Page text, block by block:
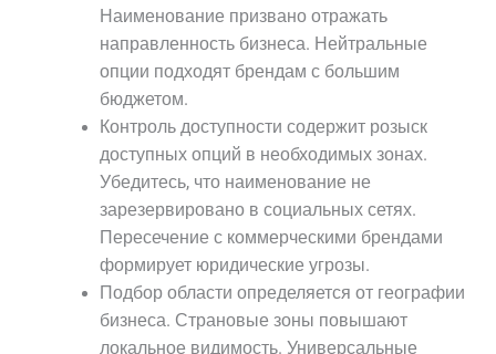
Наименование призвано отражать
направленность бизнеса. Нейтральные
опции подходят брендам с большим
бюджетом.
Контроль доступности содержит розыск
доступных опций в необходимых зонах.
Убедитесь, что наименование не
зарезервировано в социальных сетях.
Пересечение с коммерческими брендами
формирует юридические угрозы.
Подбор области определяется от географии
бизнеса. Страновые зоны повышают
локальное видимость. Универсальные